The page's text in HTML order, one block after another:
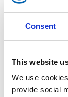
Consent
This website
We use
provide social